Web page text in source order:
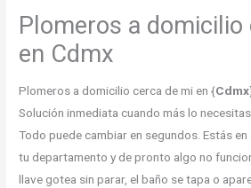
Plomeros a domicilio
en Cdmx
Plomeros a domicilio cerca de mi en {Cdmx
Solución inmediata cuando más lo necesitas
Todo puede cambiar en segundos. Estás
tu departamento y de pronto algo no
llave gotea sin parar, el baño se tapa o